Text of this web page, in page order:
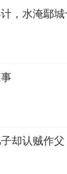
，水淹鄢城
却认贼作父